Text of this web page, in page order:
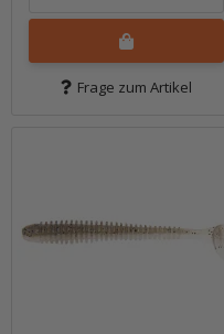
Frage zum Artikel